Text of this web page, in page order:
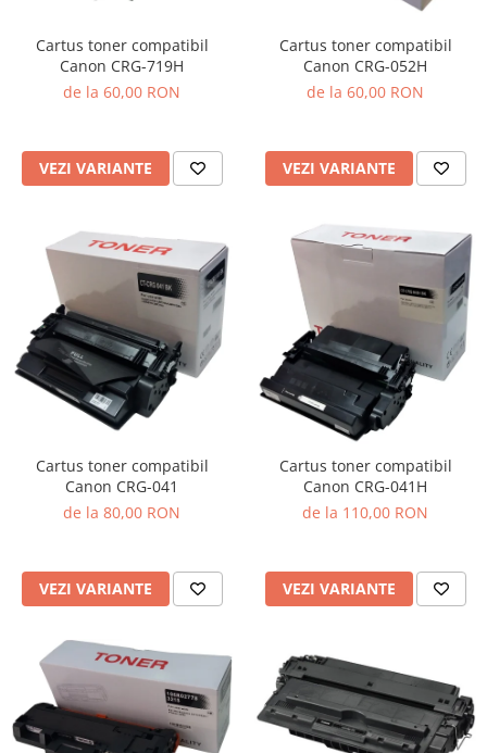
Cartus toner compatibil
Canon CRG-719H
de la 60,00 RON
VEZI VARIANTE
Cartus toner compatibil
Canon CRG-052H
de la 60,00 RON
VEZI VARIANTE
Cartus toner compatibil
Canon CRG-041
de la 80,00 RON
VEZI VARIANTE
Cartus toner compatibil
Canon CRG-041H
de la 110,00 RON
VEZI VARIANTE